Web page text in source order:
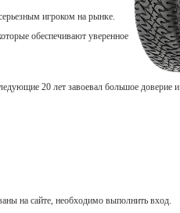
игроком на рынке.
обеспечивают уверенное
20 лет завоевал большое доверие и
на сайте, необходимо выполнить вход.